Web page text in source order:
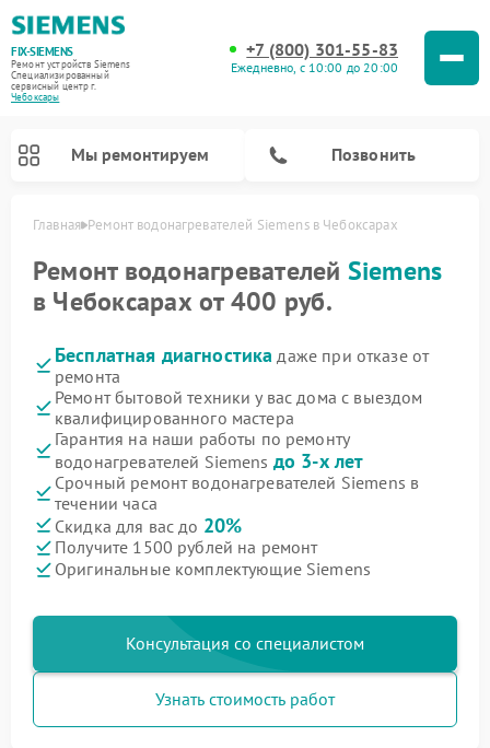
FIX-SIEMENS
Ремонт устройств Siemens
Специализированный
cервисный центр г.
Чебоксары
+7 (800) 301-55-83
Ежедневно, с 10:00 до 20:00
Мы ремонтируем Позвонить
Главная Ремонт водонагревателей Siemens в Чебоксарах
Ремонт водонагревателей Siemens
в Чебоксарах от 400 руб.
Бесплатная диагностика даже при отказе от
ремонта
Ремонт бытовой техники у вас дома с выездом
квалифицированного мастера
Гарантия на наши работы по ремонту
водонагревателей Siemens до 3-х лет
Срочный ремонт водонагревателей Siemens в
течении часа
Скидка для вас до 20%
Получите 1500 рублей на ремонт
Оригинальные комплектующие Siemens
Консультация со специалистом
Узнать стоимость работ